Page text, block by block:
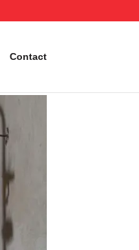
Contact